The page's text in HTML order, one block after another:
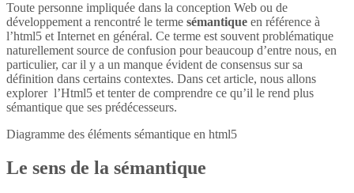
Toute personne impliquée dans la conception Web ou de
développement a rencontré le terme sémantique en référence à
l’html5 et Internet en général. Ce terme est souvent problématique
naturellement source de confusion pour beaucoup d’entre nous, en
particulier, car il y a un manque évident de consensus sur sa
définition dans certains contextes. Dans cet article, nous allons
explorer l’Html5 et tenter de comprendre ce qu’il le rend plus
sémantique que ses prédécesseurs.
Diagramme des éléments sémantique en html5
Le sens de la sémantique